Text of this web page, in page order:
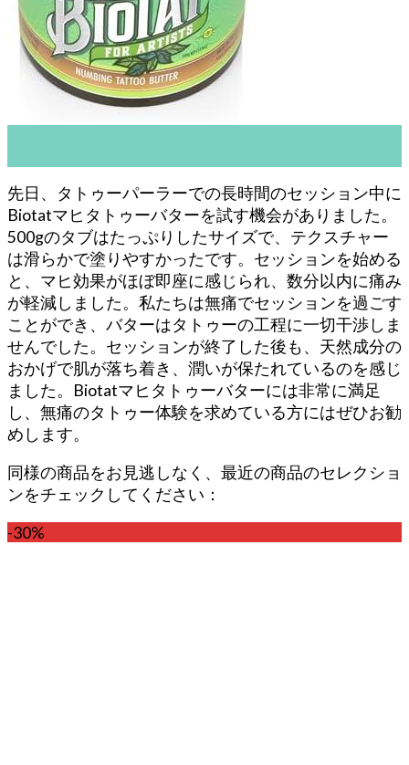
先日、タトゥーパーラーでの長時間のセッション中に
Biotatマヒタトゥーバターを試す機会がありました。
500gのタブはたっぷりしたサイズで、テクスチャー
は滑らかで塗りやすかったです。セッションを始める
と、マヒ効果がほぼ即座に感じられ、数分以内に痛み
が軽減しました。私たちは無痛でセッションを過ごす
ことができ、バターはタトゥーの工程に一切干渉しま
せんでした。セッションが終了した後も、天然成分の
おかげで肌が落ち着き、潤いが保たれているのを感じ
ました。Biotatマヒタトゥーバターには非常に満足
し、無痛のタトゥー体験を求めている方にはぜひお勧
めします。
同様の商品をお見逃しなく、最近の商品のセレクショ
ンをチェックしてください：
-30%